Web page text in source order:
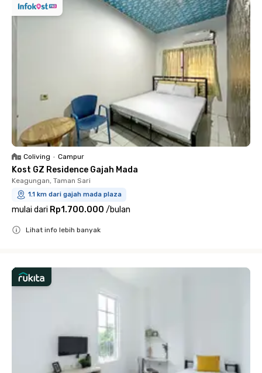
Coliving • Campur
Kost GZ Residence Gajah Mada
Keagungan, Taman Sari
1.1 km dari gajah mada plaza
mulai dari Rp1.700.000 /bulan
Lihat info lebih banyak